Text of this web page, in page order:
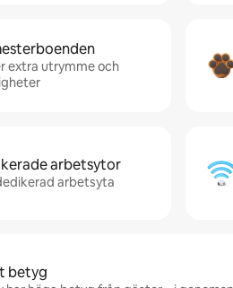
extra utrymme och
arbetsytor
arbetsyta
betyg